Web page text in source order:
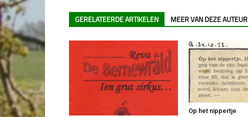
GERELATEERDE ARTIKELEN MEER VAN DEZE AUTEUR
Op het nippertje